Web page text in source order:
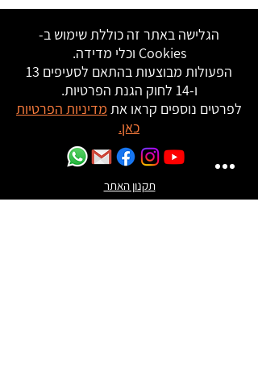
הגלישה באתר זה כוללת שימוש ב-
Cookies וכלי מדידה.
הפעולות מבוצעות בהתאם לסעיפים 13
ו-14 לחוק הגנת הפרטיות.
לפרטים נוספים קראו את מדיניות הפרטיות
כאן.
תקנון האתר